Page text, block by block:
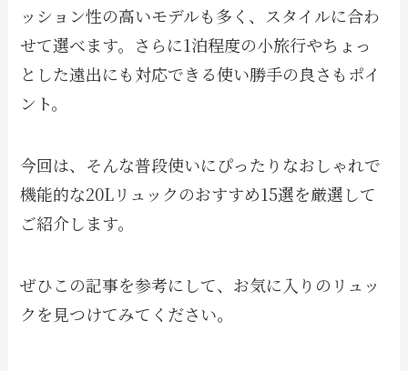
ッション性の高いモデルも多く、スタイルに合わ
せて選べます。さらに1泊程度の小旅行やちょっ
とした遠出にも対応できる使い勝手の良さもポイ
ント。
今回は、そんな普段使いにぴったりなおしゃれで
機能的な20Lリュックのおすすめ15選を厳選して
ご紹介します。
ぜひこの記事を参考にして、お気に入りのリュッ
クを見つけてみてください。